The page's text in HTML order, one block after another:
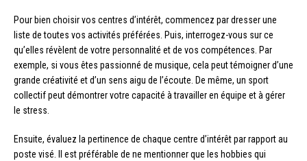
Pour bien choisir vos centres d’intérêt, commencez par dresser une
liste de toutes vos activités préférées. Puis, interrogez-vous sur ce
qu’elles révèlent de votre personnalité et de vos compétences. Par
exemple, si vous êtes passionné de musique, cela peut témoigner d’une
grande créativité et d’un sens aigu de l’écoute. De même, un sport
collectif peut démontrer votre capacité à travailler en équipe et à gérer
le stress.
Ensuite, évaluez la pertinence de chaque centre d’intérêt par rapport au
poste visé. Il est préférable de ne mentionner que les hobbies qui